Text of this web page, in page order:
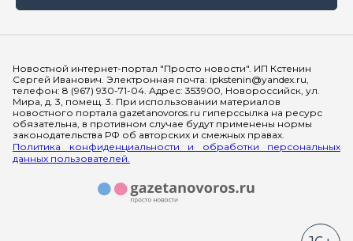
Новостной интернет-портал "Просто новости". ИП Кстенин
Сергей Иванович. Электронная почта: ipkstenin@yandex.ru,
телефон: 8 (967) 930-71-04. Адрес: 353900, Новороссийск, ул.
Мира, д. 3, помещ. 3. При использовании материалов
новостного портала gazetanovoros.ru гиперссылка на ресурс
обязательна, в противном случае будут применены нормы
законодательства РФ об авторских и смежных правах.
Политика конфиденциальности и обработки персональных
данных пользователей.